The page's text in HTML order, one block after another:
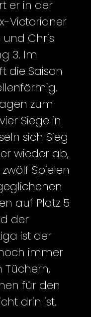
er in der
Victorianer
und Chris
3. Im
die Saison
zum
Siege in
sich Sieg
wieder ab,
Spielen
auf Platz 5
der
ist der
immer
Tüchern,
für den
drin ist.